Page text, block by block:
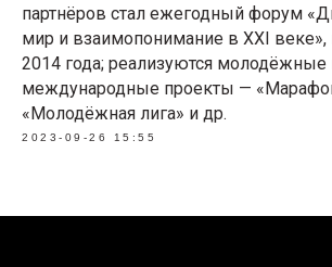
партнёров стал ежегодный форум
мир и взаимопонимание в XXI
2014 года; реализуются молодёжные
международные проекты —
«Молодёжная лига» и др.
2023-09-26 15:55